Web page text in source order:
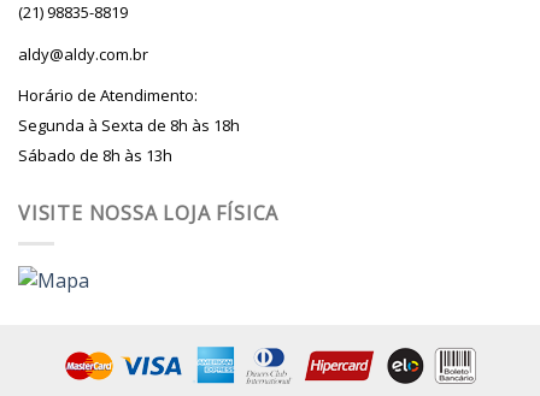
(21) 98835-8819
aldy@aldy.com.br
Horário de Atendimento:
Segunda à Sexta de 8h às 18h
Sábado de 8h às 13h
VISITE NOSSA LOJA FÍSICA